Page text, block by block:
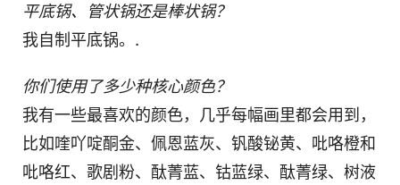
平底锅、管状锅还是棒状锅？
我自制平底锅。.
你们使用了多少种核心颜色？
我有一些最喜欢的颜色，几乎每幅画里都会用到，
比如喹吖啶酮金、佩恩蓝灰、钒酸铋黄、吡咯橙和
吡咯红、歌剧粉、酞菁蓝、钴蓝绿、酞菁绿、树液